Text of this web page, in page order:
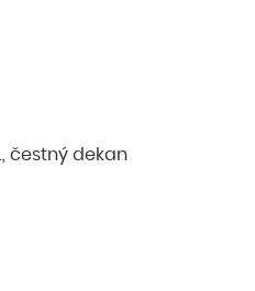
čestný dekan